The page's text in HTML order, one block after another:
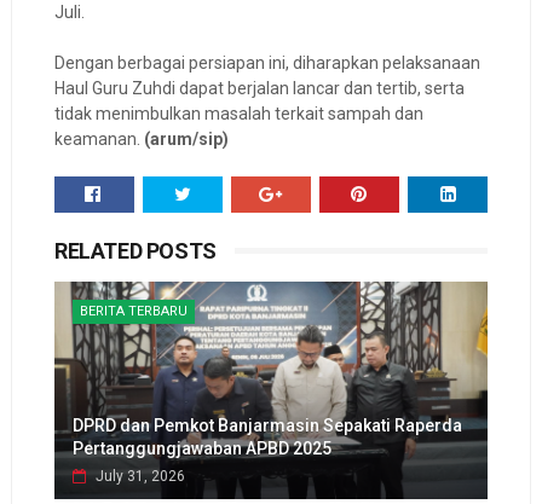
Juli.
Dengan berbagai persiapan ini, diharapkan pelaksanaan
Haul Guru Zuhdi dapat berjalan lancar dan tertib, serta
tidak menimbulkan masalah terkait sampah dan
keamanan. (arum/sip)
RELATED POSTS
BERITA TERBARU
DPRD dan Pemkot Banjarmasin Sepakati Raperda
Pertanggungjawaban APBD 2025
July 31, 2026